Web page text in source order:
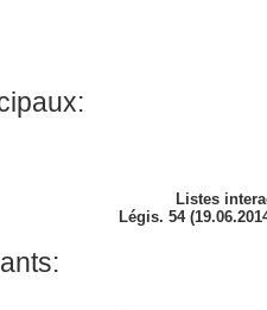
Listes
Légis. 54